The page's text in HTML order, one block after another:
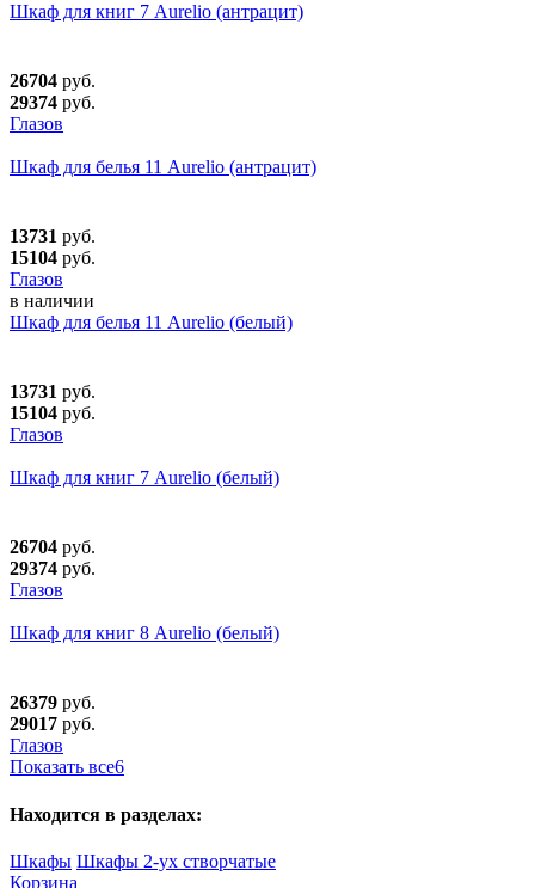
Шкаф для книг 7 Aurelio (антрацит)
26704 руб.
29374 руб.
Глазов
Шкаф для белья 11 Aurelio (антрацит)
13731 руб.
15104 руб.
Глазов
в наличии
Шкаф для белья 11 Aurelio (белый)
13731 руб.
15104 руб.
Глазов
Шкаф для книг 7 Aurelio (белый)
26704 руб.
29374 руб.
Глазов
Шкаф для книг 8 Aurelio (белый)
26379 руб.
29017 руб.
Глазов
Показать все6
Находится в разделах:
Шкафы Шкафы 2-ух створчатые
Корзина